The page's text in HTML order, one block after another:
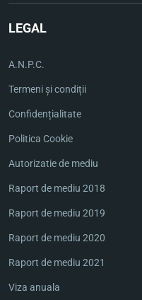
LEGAL
A.N.P.C.
Termeni și condiții
Confidențialitate
Politica Cookie
Autorizatie de mediu
Raport de mediu 2018
Raport de mediu 2019
Raport de mediu 2020
Raport de mediu 2021
Viza anuala